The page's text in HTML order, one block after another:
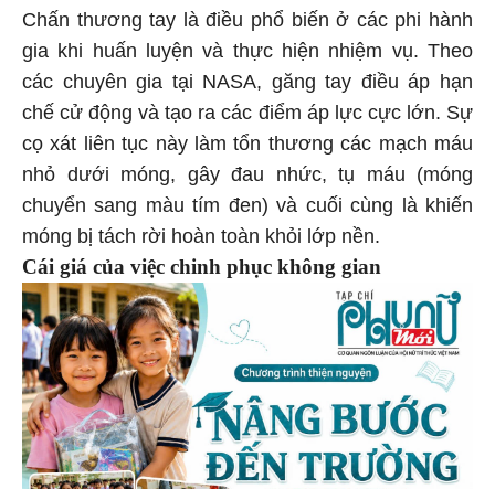
Chấn thương tay là điều phổ biến ở các phi hành
gia khi huấn luyện và thực hiện nhiệm vụ. Theo
các chuyên gia tại NASA, găng tay điều áp hạn
chế cử động và tạo ra các điểm áp lực cực lớn. Sự
cọ xát liên tục này làm tổn thương các mạch máu
nhỏ dưới móng, gây đau nhức, tụ máu (móng
chuyển sang màu tím đen) và cuối cùng là khiến
móng bị tách rời hoàn toàn khỏi lớp nền.
Cái giá của việc chinh phục không gian